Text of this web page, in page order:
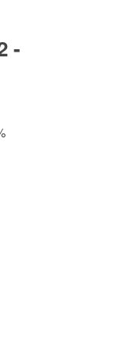
-